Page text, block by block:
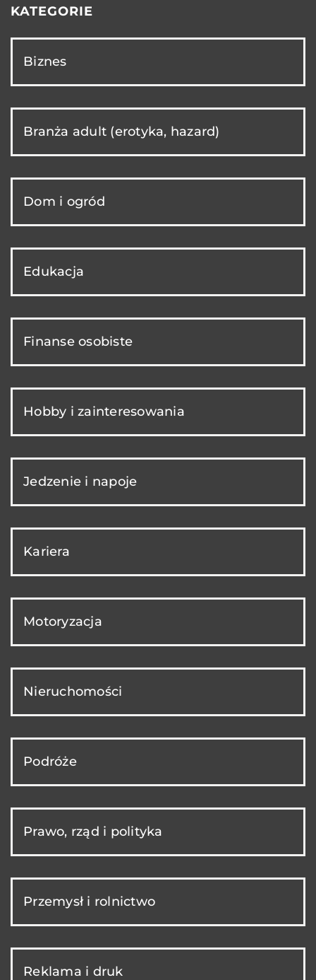
KATEGORIE
Biznes
Branża adult (erotyka, hazard)
Dom i ogród
Edukacja
Finanse osobiste
Hobby i zainteresowania
Jedzenie i napoje
Kariera
Motoryzacja
Nieruchomości
Podróże
Prawo, rząd i polityka
Przemysł i rolnictwo
Reklama i druk